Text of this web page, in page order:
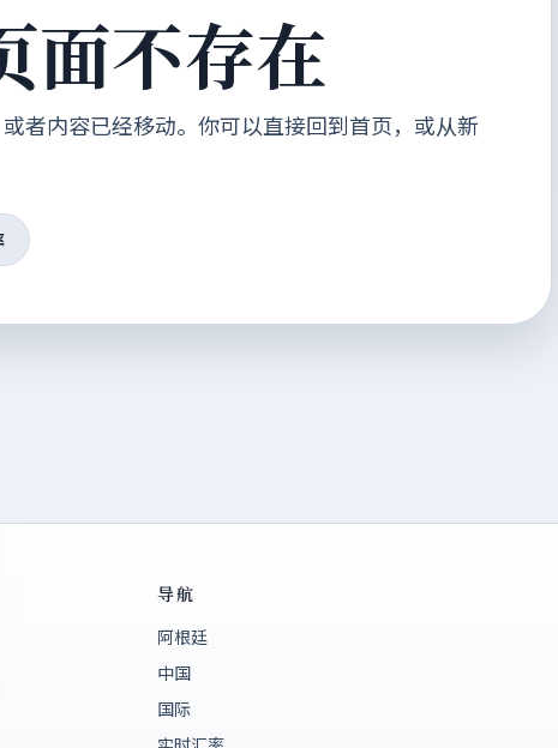
面不存在
者内容已经移动。你可以直接回到首页，或从新
导航
阿根廷
中国
国际